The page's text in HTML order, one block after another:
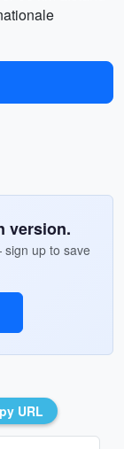
version.
up to save
URL